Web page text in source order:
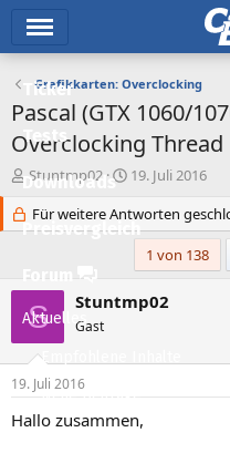
Ticker
Tests
Downloads
Preisvergleich
Forum
Aktuelles
Empfohlene Inhalte
Neue Beiträge
Neueste Aktivitäten
Grafikkarten: Overclocking
Pascal (GTX 1060/
Overclocking Thread
E
r
s
t
l
l
e
r
Stuntmp02
E
s
t
t
19. Juli 2016
Für weitere Antworten
1 von 138
S Stuntmp02
Gast
19. Juli 2016
Hallo zusammen,